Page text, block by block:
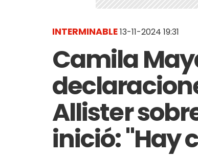
INTERMINABLE13-11-2024 19:31
Camila
Allister
inició: "Hay